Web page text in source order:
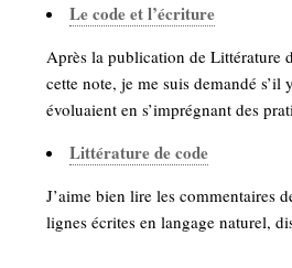
Le code et l’écriture
Après la publication de Littérature
cette note, je me suis demandé
évoluaient en s’imprégnant des
Littérature de code
J’aime bien lire les commentaires
lignes écrites en langage naturel,